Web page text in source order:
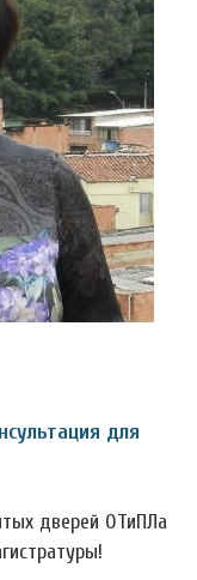
для
дверей ОТиПЛа